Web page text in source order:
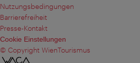
Nutzungsbedingungen
Barrierefreiheit
Presse-Kontakt
Cookie Einstellungen
© Copyright WienTourismus